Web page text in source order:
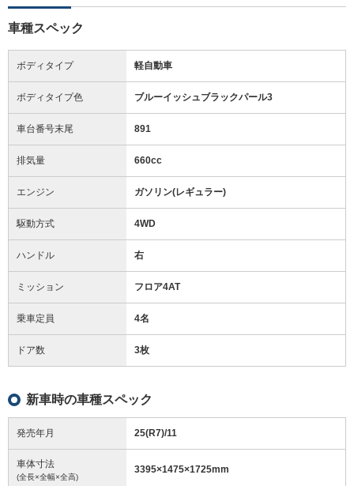
車種スペック
ボディタイプ 軽自動車
ボディタイプ色 ブルーイッシュブラックパール3
車台番号末尾 891
排気量 660cc
エンジン ガソリン(レギュラー)
駆動方式 4WD
ハンドル 右
ミッション フロア4AT
乗車定員 4名
ドア数 3枚
新車時の車種スペック
発売年月 25(R7)/11
車体寸法
(全長×全幅×全高)
3395×1475×1725mm